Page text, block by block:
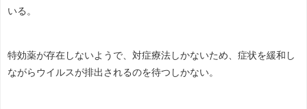
いる。
特効薬が存在しないようで、対症療法しかないため、症状を緩和し
ながらウイルスが排出されるのを待つしかない。